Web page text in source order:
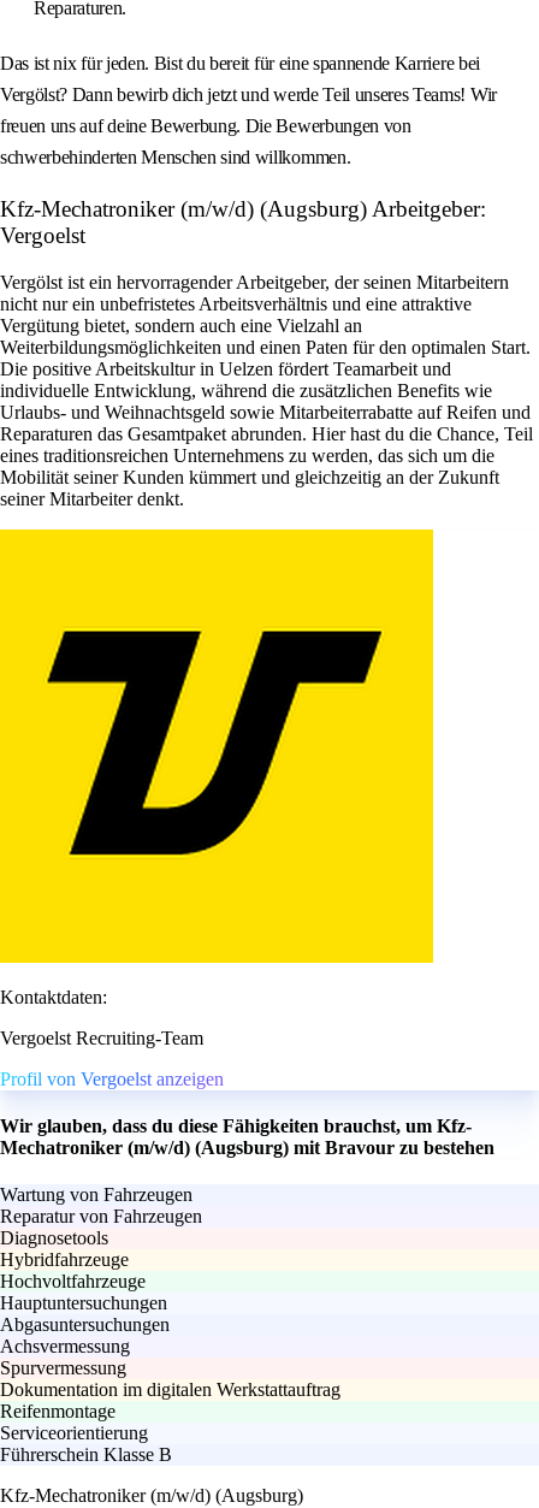
Reparaturen.
Das ist nix für jeden. Bist du bereit für eine spannende Karriere bei
Vergölst? Dann bewirb dich jetzt und werde Teil unseres Teams! Wir
freuen uns auf deine Bewerbung. Die Bewerbungen von
schwerbehinderten Menschen sind willkommen.
Kfz-Mechatroniker (m/w/d) (Augsburg) Arbeitgeber:
Vergoelst
Vergölst ist ein hervorragender Arbeitgeber, der seinen Mitarbeitern
nicht nur ein unbefristetes Arbeitsverhältnis und eine attraktive
Vergütung bietet, sondern auch eine Vielzahl an
Weiterbildungsmöglichkeiten und einen Paten für den optimalen Start.
Die positive Arbeitskultur in Uelzen fördert Teamarbeit und
individuelle Entwicklung, während die zusätzlichen Benefits wie
Urlaubs- und Weihnachtsgeld sowie Mitarbeiterrabatte auf Reifen und
Reparaturen das Gesamtpaket abrunden. Hier hast du die Chance, Teil
eines traditionsreichen Unternehmens zu werden, das sich um die
Mobilität seiner Kunden kümmert und gleichzeitig an der Zukunft
seiner Mitarbeiter denkt.
Kontaktdaten:
Vergoelst Recruiting-Team
Profil von Vergoelst anzeigen
Wir glauben, dass du diese Fähigkeiten brauchst, um Kfz-
Mechatroniker (m/w/d) (Augsburg) mit Bravour zu bestehen
Wartung von Fahrzeugen
Reparatur von Fahrzeugen
Diagnosetools
Hybridfahrzeuge
Hochvoltfahrzeuge
Hauptuntersuchungen
Abgasuntersuchungen
Achsvermessung
Spurvermessung
Dokumentation im digitalen Werkstattauftrag
Reifenmontage
Serviceorientierung
Führerschein Klasse B
Kfz-Mechatroniker (m/w/d) (Augsburg)